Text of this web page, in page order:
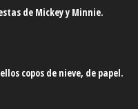
de Mickey y Minnie.
copos de nieve, de papel.